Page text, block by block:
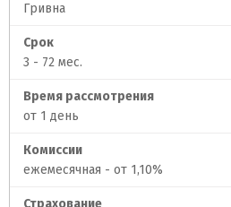
Гривна
Срок
3 - 72 мес.
Время рассмотрения
от 1 день
Комиссии
ежемесячная - от 1,10%
Страхование